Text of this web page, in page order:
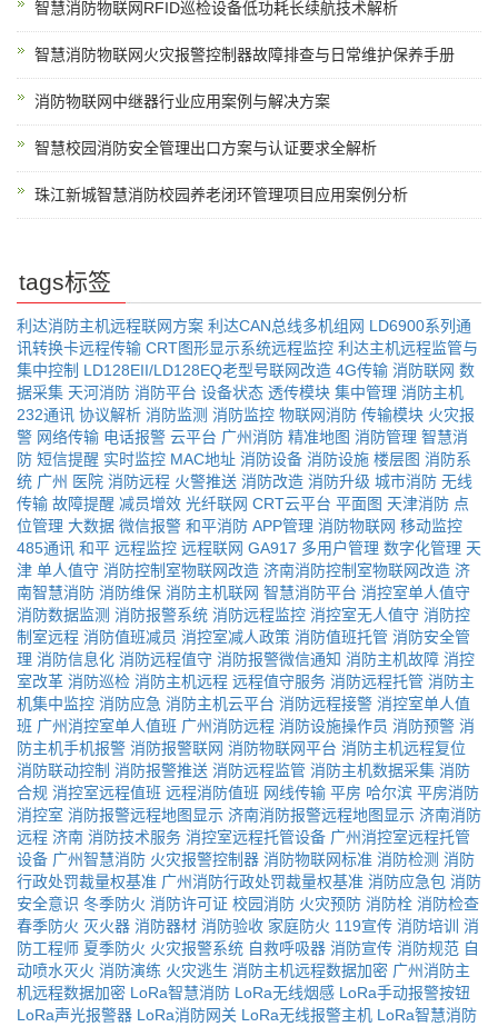
智慧消防物联网RFID巡检设备低功耗长续航技术解析
智慧消防物联网火灾报警控制器故障排查与日常维护保养手册
消防物联网中继器行业应用案例与解决方案
智慧校园消防安全管理出口方案与认证要求全解析
珠江新城智慧消防校园养老闭环管理项目应用案例分析
tags标签
利达消防主机远程联网方案 利达CAN总线多机组网 LD6900系列通
讯转换卡远程传输 CRT图形显示系统远程监控 利达主机远程监管与
集中控制 LD128EII/LD128EQ老型号联网改造 4G传输 消防联网 数
据采集 天河消防 消防平台 设备状态 透传模块 集中管理 消防主机
232通讯 协议解析 消防监测 消防监控 物联网消防 传输模块 火灾报
警 网络传输 电话报警 云平台 广州消防 精准地图 消防管理 智慧消
防 短信提醒 实时监控 MAC地址 消防设备 消防设施 楼层图 消防系
统 广州 医院 消防远程 火警推送 消防改造 消防升级 城市消防 无线
传输 故障提醒 减员增效 光纤联网 CRT云平台 平面图 天津消防 点
位管理 大数据 微信报警 和平消防 APP管理 消防物联网 移动监控
485通讯 和平 远程监控 远程联网 GA917 多用户管理 数字化管理 天
津 单人值守 消防控制室物联网改造 济南消防控制室物联网改造 济
南智慧消防 消防维保 消防主机联网 智慧消防平台 消控室单人值守
消防数据监测 消防报警系统 消防远程监控 消控室无人值守 消防控
制室远程 消防值班减员 消控室减人政策 消防值班托管 消防安全管
理 消防信息化 消防远程值守 消防报警微信通知 消防主机故障 消控
室改革 消防巡检 消防主机远程 远程值守服务 消防远程托管 消防主
机集中监控 消防应急 消防主机云平台 消防远程接警 消控室单人值
班 广州消控室单人值班 广州消防远程 消防设施操作员 消防预警 消
防主机手机报警 消防报警联网 消防物联网平台 消防主机远程复位
消防联动控制 消防报警推送 消防远程监管 消防主机数据采集 消防
合规 消控室远程值班 远程消防值班 网线传输 平房 哈尔滨 平房消防
消控室 消防报警远程地图显示 济南消防报警远程地图显示 济南消防
远程 济南 消防技术服务 消控室远程托管设备 广州消控室远程托管
设备 广州智慧消防 火灾报警控制器 消防物联网标准 消防检测 消防
行政处罚裁量权基准 广州消防行政处罚裁量权基准 消防应急包 消防
安全意识 冬季防火 消防许可证 校园消防 火灾预防 消防栓 消防检查
春季防火 灭火器 消防器材 消防验收 家庭防火 119宣传 消防培训 消
防工程师 夏季防火 火灾报警系统 自救呼吸器 消防宣传 消防规范 自
动喷水灭火 消防演练 火灾逃生 消防主机远程数据加密 广州消防主
机远程数据加密 LoRa智慧消防 LoRa无线烟感 LoRa手动报警按钮
LoRa声光报警器 LoRa消防网关 LoRa无线报警主机 LoRa智慧消防